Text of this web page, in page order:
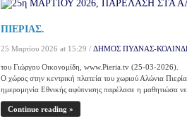
ΠΙΕΡΙΑΣ.
25 Μαρτίου 2026 at 15:29 / ΔΗΜΟΣ ΠΥΔΝΑΣ-
του Γιώργου Οικονομίδη, www.Pieria.tv (25-03-2026).
Ο χώρος στην κεντρική πλατεία του χωριού Αλώνια
ημερομηνία Εθνικής αφύπνισης παρέλασε η μαθητιώσα
Continue reading »